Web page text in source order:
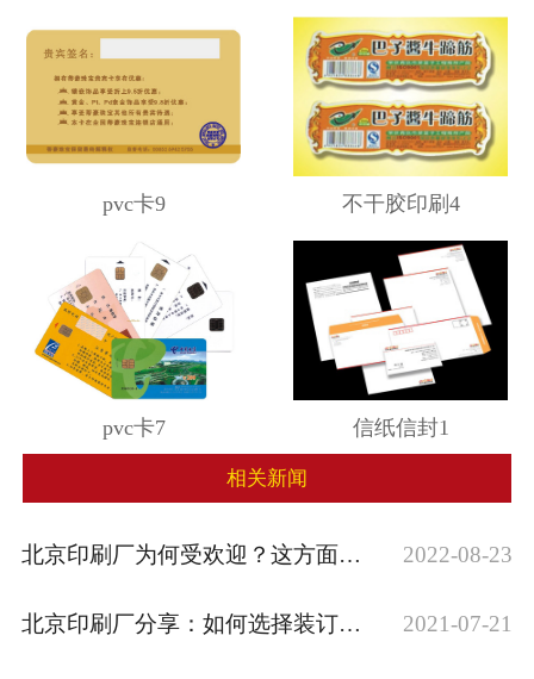
pvc卡9 不干胶印刷4
pvc卡7 信纸信封1
相关新闻
北京印刷厂为何受欢迎？这方面做得好 2022-08-23
北京印刷厂分享：如何选择装订方式 2021-07-21